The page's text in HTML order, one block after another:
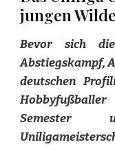
jungen
Bevor sich
Abstiegskampf,
deutschen
Semester